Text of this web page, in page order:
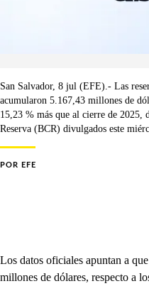
San Salvador, 8 jul (EFE).- Las
acumularon 5.167,43 millones de
15,23 % más que al cierre de 2025,
Reserva (BCR) divulgados este
POR EFE
Los datos oficiales apuntan a
millones de dólares, respecto a